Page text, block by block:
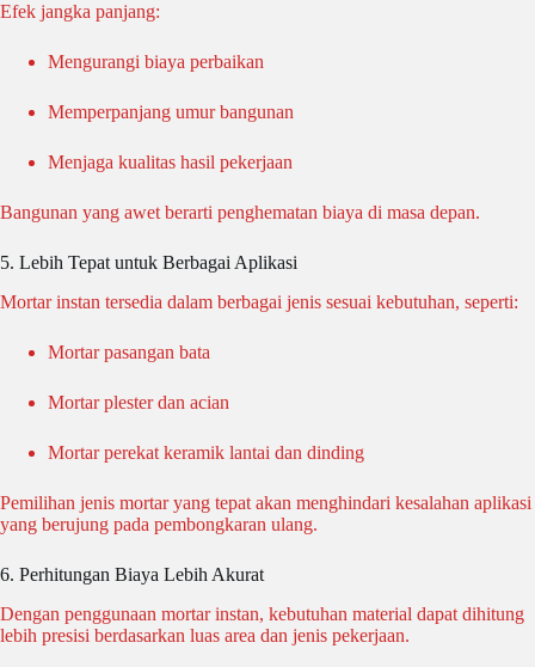
Efek jangka panjang:
Mengurangi biaya perbaikan
Memperpanjang umur bangunan
Menjaga kualitas hasil pekerjaan
Bangunan yang awet berarti penghematan biaya di masa depan.
5. Lebih Tepat untuk Berbagai Aplikasi
Mortar instan tersedia dalam berbagai jenis sesuai kebutuhan, seperti:
Mortar pasangan bata
Mortar plester dan acian
Mortar perekat keramik lantai dan dinding
Pemilihan jenis mortar yang tepat akan menghindari kesalahan aplikasi
yang berujung pada pembongkaran ulang.
6. Perhitungan Biaya Lebih Akurat
Dengan penggunaan mortar instan, kebutuhan material dapat dihitung
lebih presisi berdasarkan luas area dan jenis pekerjaan.